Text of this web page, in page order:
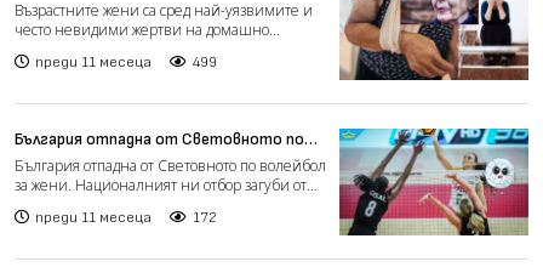
жертви все по-често стават
възрастни жени над 65 години (видео)
Възрастните жени са сред най-уязвимите и
често невидими жертви на домашно
преди 11 месеца 499
България отпадна от Световното по
волейбол за жени в Тайланд
България отпадна от Световното по волейбол
за жени. Националният ни отбор загуби от
преди 11 месеца 172